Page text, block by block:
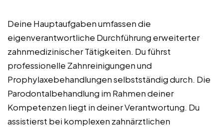
Deine Hauptaufgaben umfassen die
eigenverantwortliche Durchführung erweiterter
zahnmedizinischer Tätigkeiten. Du führst
professionelle Zahnreinigungen und
Prophylaxebehandlungen selbstständig durch. Die
Parodontalbehandlung im Rahmen deiner
Kompetenzen liegt in deiner Verantwortung. Du
assistierst bei komplexen zahnärztlichen